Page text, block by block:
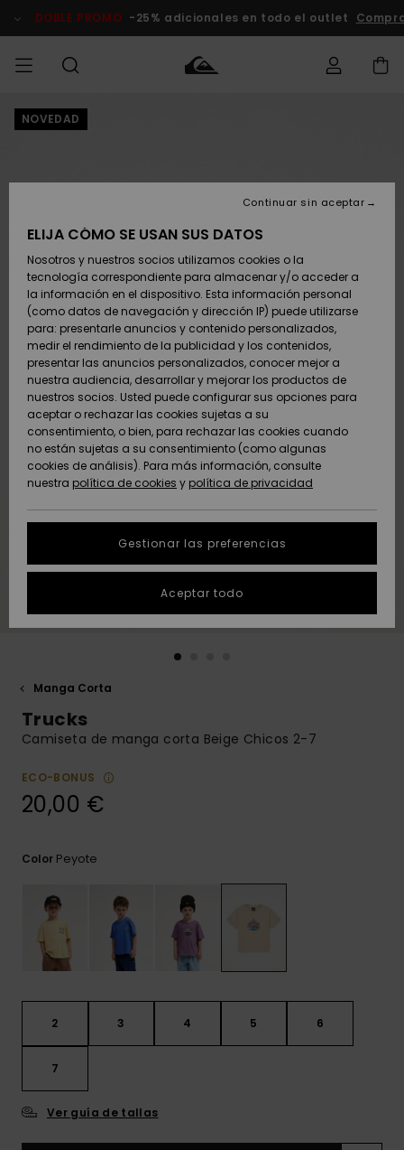
del
DOBLE PROMO -25% adicionales en todo el outlet
HOMBRE
Zapatos y
chanclas
Surf
Snow
Novedades
Destacados
Zapatos y
chanclas
Surf
Snow
Novedades
Destacados
Destacados
Snow
SURF
Highlights
Comunidad
SNOW
Snow Niños
Tienda
Snow Mujer
Destacados
Comunidad
DOBLE
PROMO
Outlet
Mujer
AYUDA &
CONTACTO
Envio
Devoluciones
Pago
Tarjeta de
regalo
Quiksilver
Freedom
Protección de
datos
personales
Inicia una
conversación
más rápida a
Consultar
las FAQ
SOSTENIBILIDAD
NOVEDAD
Manga Corta
Trucks
Camiseta de manga corta Beige Chicos 2-7
ECO-BONUS
20,00 €
Color Peyote
2 3 4 5 6
7
Ver guía de tallas
ELIJA CÓMO SE USAN SUS DATOS
Nosotros y nuestros socios utilizamos cookies o la
tecnología correspondiente para almacenar y/o acceder a
la información en el dispositivo. Esta información personal
(como datos de navegación y dirección IP) puede utilizarse
para: presentarle anuncios y contenido personalizados,
medir el rendimiento de la publicidad y los contenidos,
presentar las anuncios personalizados, conocer mejor a
nuestra audiencia, desarrollar y mejorar los productos de
nuestros socios. Usted puede configurar sus opciones para
aceptar o rechazar las cookies sujetas a su
consentimiento, o bien, para rechazar las cookies cuando
no están sujetas a su consentimiento (como algunas
cookies de análisis). Para más información, consulte
nuestra política de cookies y política de privacidad
Gestionar las preferencias
Continuar sin aceptar
Aceptar todo